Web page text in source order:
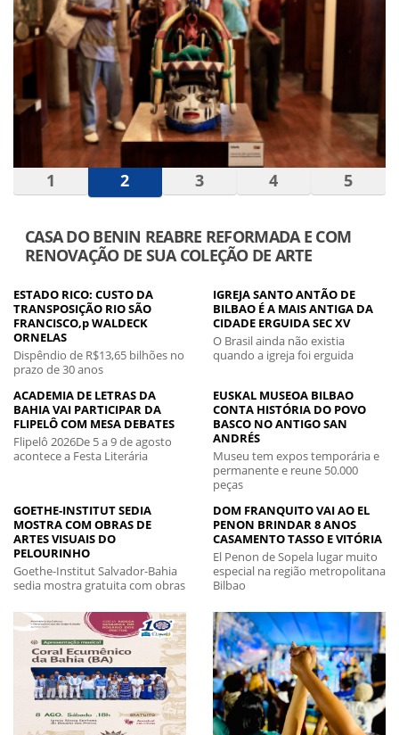
CASA DO BENIN REABRE REFORMADA E COM
RENOVAÇÃO DE SUA COLEÇÃO DE ARTE
1 2 3 4 5
ESTADO RICO: CUSTO DA
TRANSPOSIÇÃO RIO SÃO
FRANCISCO,p WALDECK
ORNELAS
Dispêndio de R$13,65 bilhões no
prazo de 30 anos
IGREJA SANTO ANTÃO DE
BILBAO É A MAIS ANTIGA DA
CIDADE ERGUIDA SEC XV
O Brasil ainda não existia
quando a igreja foi erguida
ACADEMIA DE LETRAS DA
BAHIA VAI PARTICIPAR DA
FLIPELÔ COM MESA DEBATES
Flipelô 2026De 5 a 9 de agosto
acontece a Festa Literária
EUSKAL MUSEOA BILBAO
CONTA HISTÓRIA DO POVO
BASCO NO ANTIGO SAN
ANDRÉS
Museu tem expos temporária e
permanente e reune 50.000
peças
GOETHE-INSTITUT SEDIA
MOSTRA COM OBRAS DE
ARTES VISUAIS DO
PELOURINHO
Goethe-Institut Salvador-Bahia
sedia mostra gratuita com obras
DOM FRANQUITO VAI AO EL
PENON BRINDAR 8 ANOS
CASAMENTO TASSO E VITÓRIA
El Penon de Sopela lugar muito
especial na região metropolitana
Bilbao